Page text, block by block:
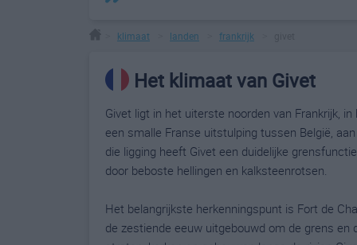
klimaat landen frankrijk
Het klimaat van Givet
Givet ligt in het uiterste noorden van Frankrijk,
een smalle Franse uitstulping tussen België,
die ligging heeft Givet een duidelijke
door beboste hellingen en kalksteenrotsen.
Het belangrijkste herkenningspunt is Fort de
de zestiende eeuw uitgebouwd om de grens